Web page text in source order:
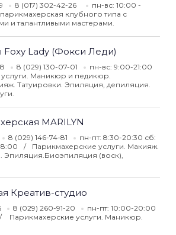
8 (017) 302-42-26
пн-вс: 10:00 -
клубного типа с
и талантливыми мастерами.
Foxy Lady (Фокси Леди)
8 (029) 130-07-01
пн-вс: 9:00-21:00
Маникюр и педикюр.
Татуировки. Эпиляция, депиляция.
MARILYN
8 (029) 146-74-81
пн-пт: 8:30-20:30 сб:
Парикмахерские услуги. Макияж.
(воск),
Креатив-студио
8 (029) 260-91-20
пн-пт: 10:00-20:00
Парикмахерские услуги. Маникюр.